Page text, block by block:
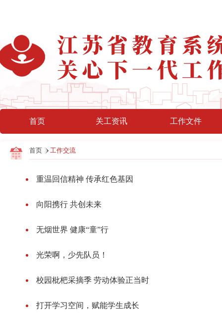
首页 关工资讯 工作文件
首页 工作交流
重温回信精神 传承红色基因
向阳携行 共创未来
无烟世界 健康“童”行
光荣啊，少先队员！
校园枇杷采摘季 劳动体验正当时
打开学习空间，赋能学生成长